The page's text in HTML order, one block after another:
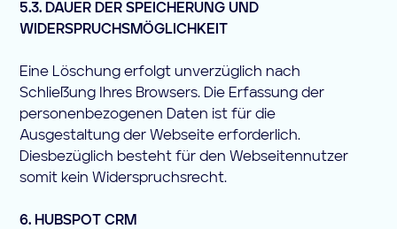
5.3. DAUER DER SPEICHERUNG UND
WIDERSPRUCHSMÖGLICHKEIT
Eine Löschung erfolgt unverzüglich nach
Schließung Ihres Browsers. Die Erfassung der
personenbezogenen Daten ist für die
Ausgestaltung der Webseite erforderlich.
Diesbezüglich besteht für den Webseitennutzer
somit kein Widerspruchsrecht.
6. HUBSPOT CRM